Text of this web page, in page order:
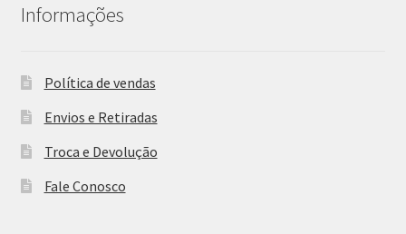
Informações
Política de vendas
Envios e Retiradas
Troca e Devolução
Fale Conosco